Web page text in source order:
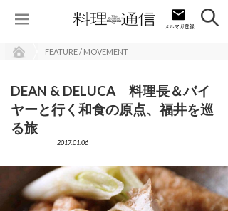
FEATURE / MOVEMENT
DEAN & DELUCA 料理長＆バイ
ヤーと行く和食の原点、福井を巡
る旅
2017.01.06